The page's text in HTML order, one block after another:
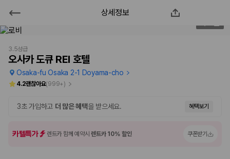
오사카 도큐 REI 호텔
2000만 이용고객이 선택한 제주 렌트카 가격비교 플랫폼
상세정보
3.5성급
오사카 도큐 REI 호텔
Osaka-fu Osaka 2-1 Doyama-cho
4.2괜찮아요(999+)
3초 가입하고 더 많은 혜택을 받으세요. 혜택보기
카텔특가 렌트카 함께 예약시렌트카 10% 할인 쿠폰받기